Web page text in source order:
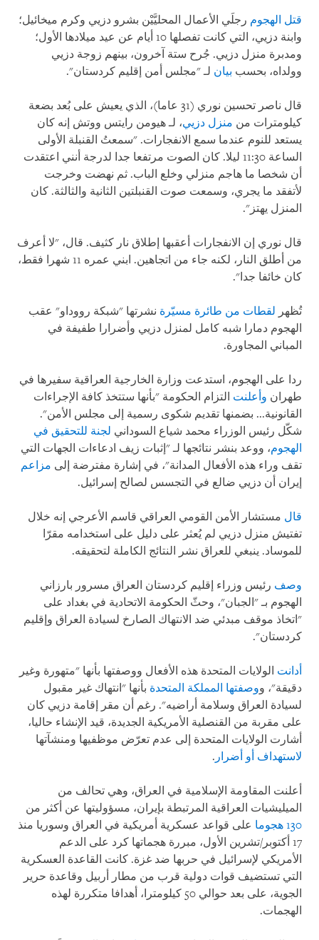
قتل الهجوم رجلَي الأعمال المحليَّيْن بشرو دزيي وكرم ميخائيل؛
وابنة دزيي، التي كانت تفصلها 10 أيام عن عيد ميلادها الأول؛
ومدبرة منزل دزيي. جُرح ستة آخرون، بينهم زوجة دزيي
وولداه، بحسب بيان لـ "مجلس أمن إقليم كردستان".
قال ناصر تحسين نوري (31 عاما)، الذي يعيش على بُعد بضعة
كيلومترات من منزل دزيي، لـ هيومن رايتس ووتش إنه كان
يستعد للنوم عندما سمع الانفجارات. "سمعتُ القنبلة الأولى
الساعة 11:30 ليلا. كان الصوت مرتفعا جدا لدرجة أنني اعتقدت
أن شخصا ما هاجم منزلي وخلع الباب. ثم نهضت وخرجت
لأتفقد ما يجري، وسمعت صوت القنبلتين الثانية والثالثة. كان
المنزل يهتز".
قال نوري إن الانفجارات أعقبها إطلاق نار كثيف. قال، "لا أعرف
من أطلق النار، لكنه جاء من اتجاهين. ابني عمره 11 شهرا فقط،
كان خائفا جدا".
تُظهر لقطات من طائرة مسيّرة نشرتها "شبكة رووداو" عقب
الهجوم دمارا شبه كامل لمنزل دزيي وأضرارا طفيفة في
المباني المجاورة.
ردا على الهجوم، استدعت وزارة الخارجية العراقية سفيرها في
طهران وأعلنت التزام الحكومة "بأنها ستتخذ كافة الإجراءات
القانونية... بضمنها تقديم شكوى رسمية إلى مجلس الأمن".
شكّل رئيس الوزراء محمد شياع السوداني لجنة للتحقيق في
الهجوم، ووعد بنشر نتائجها لـ "إثبات زيف ادعاءات الجهات التي
تقف وراء هذه الأفعال المدانة"، في إشارة مفترضة إلى مزاعم
إيران أن دزيي ضالع في التجسس لصالح إسرائيل.
قال مستشار الأمن القومي العراقي قاسم الأعرجي إنه خلال
تفتيش منزل دزيي لم يُعثر على دليل على استخدامه مقرّا
للموساد. ينبغي للعراق نشر النتائج الكاملة لتحقيقه.
وصف رئيس وزراء إقليم كردستان العراق مسرور بارزاني
الهجوم بـ "الجبان"، وحثّ الحكومة الاتحادية في بغداد على
"اتخاذ موقف مبدئي ضد الانتهاك الصارخ لسيادة العراق وإقليم
كردستان".
أدانت الولايات المتحدة هذه الأفعال ووصفتها بأنها "متهورة وغير
دقيقة"، ووصفتها المملكة المتحدة بأنها "انتهاك غير مقبول
لسيادة العراق وسلامة أراضيه". رغم أن مقر إقامة دزيي كان
على مقربة من القنصلية الأمريكية الجديدة، قيد الإنشاء حاليا،
أشارت الولايات المتحدة إلى عدم تعرّض موظفيها ومنشآتها
لاستهداف أو أضرار .
أعلنت المقاومة الإسلامية في العراق، وهي تحالف من
الميليشيات العراقية المرتبطة بإيران، مسؤوليتها عن أكثر من
130 هجوما
على قواعد عسكرية أمريكية في العراق وسوريا منذ
17 أكتوبر/تشرين الأول، مبررة هجماتها كرد على الدعم
الأمريكي لإسرائيل في حربها ضد غزة. كانت القاعدة العسكرية
التي تستضيف قوات دولية قرب من مطار أربيل وقاعدة حرير
الجوية، على بعد حوالي 50 كيلومترا، أهدافا متكررة لهذه
الهجمات.